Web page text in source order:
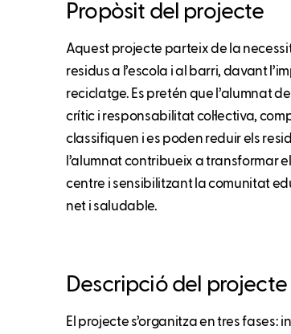
Propòsit del projecte
Aquest projecte parteix de la
residus a l’escola i al barri, davant
reciclatge. Es pretén que l’alumnat
crític i responsabilitat col·lectiva,
classifiquen i es poden reduir els
l’alumnat contribueix a transformar
centre i sensibilitzant la comunitat
net i saludable.
Descripció del projecte
El projecte s’organitza en tres fases: